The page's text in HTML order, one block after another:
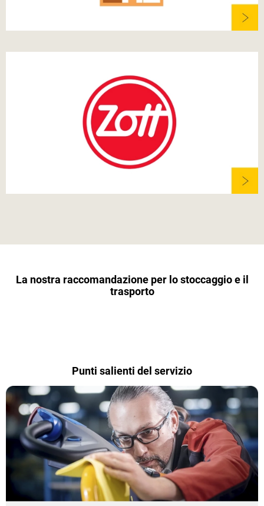
La nostra raccomandazione per lo stoccaggio e il
trasporto
Punti salienti del servizio